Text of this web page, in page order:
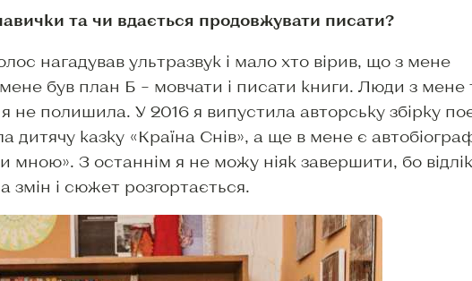
та чи вдається продовжувати писати?
нагадував ультразвук і мало хто вірив, що з мене
був план Б – мовчати і писати книги. Люди з мене
полишила. У 2016 я випустила авторську збірку
казку «Країна Снів», а ще в мене є
мною». З останнім я не можу ніяк завершити, бо відлік
змін і сюжет розгортається.